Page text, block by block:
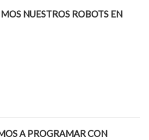
NUESTROS ROBOTS EN
A PROGRAMAR CON